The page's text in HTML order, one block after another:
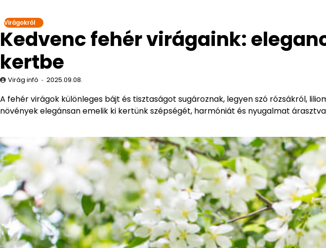
Virágokról
Kedvenc fehér virágaink:
kertbe
Virág infó 2025.09.08.
A fehér virágok különleges bájt és tisztaságot sugároznak, legyen szó rózsákról,
növények elegánsan emelik ki kertünk szépségét, harmóniát és nyugalmat